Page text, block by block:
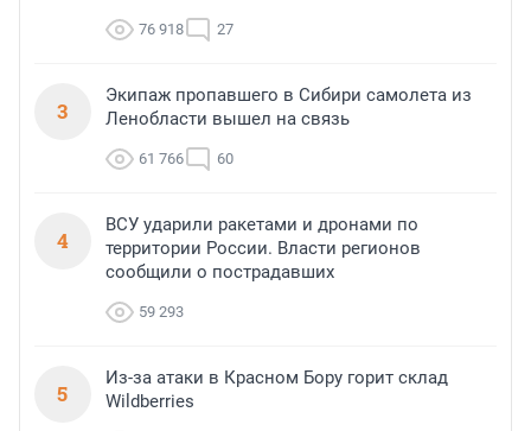
76 918 27
3
Экипаж пропавшего в Сибири самолета из
Ленобласти вышел на связь
61 766 60
4
ВСУ ударили ракетами и дронами по
территории России. Власти регионов
сообщили о пострадавших
59 293
5
Из-за атаки в Красном Бору горит склад
Wildberries